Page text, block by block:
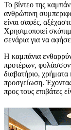
Το βίντεο της
ανθρώπινη
είναι σαφές,
Χρησιμοποιεί
σενάρια για να
Η καμπάνια
προτέρων,
διαβατήριο,
προσγείωση.
προς τους επιβάτες